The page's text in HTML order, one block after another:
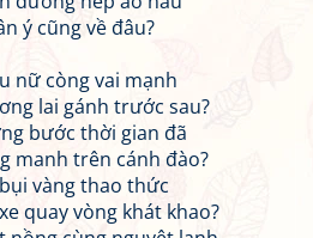
ý cũng về đâu?
nữ còng vai mạnh
lai gánh trước sau?
bước thời gian đã
manh trên cánh đào?
vàng thao thức
quay vòng khát khao?